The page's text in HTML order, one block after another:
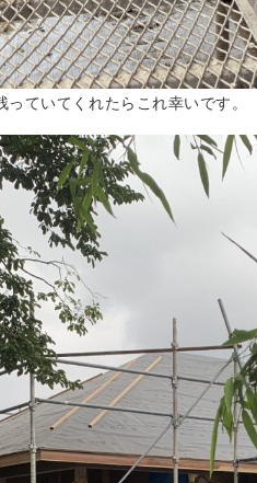
ていてくれたらこれ幸いです。